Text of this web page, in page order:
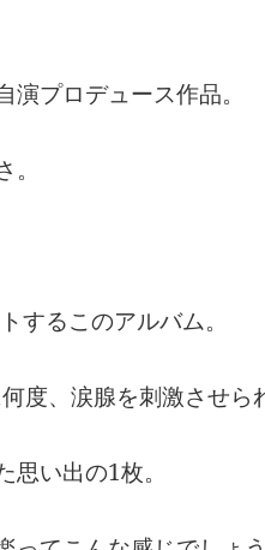
プロデュース作品。
するこのアルバム。
、涙腺を刺激させら
い出の1枚。